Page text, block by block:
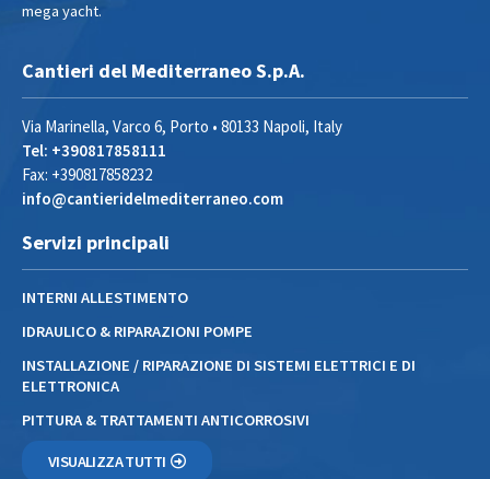
mega yacht.
Cantieri del Mediterraneo S.p.A.
Via Marinella, Varco 6, Porto • 80133 Napoli, Italy
Tel: +390817858111
Fax: +390817858232
info@cantieridelmediterraneo.com
Servizi principali
INTERNI ALLESTIMENTO
IDRAULICO & RIPARAZIONI POMPE
INSTALLAZIONE / RIPARAZIONE DI SISTEMI ELETTRICI E DI
ELETTRONICA
PITTURA & TRATTAMENTI ANTICORROSIVI
VISUALIZZA TUTTI